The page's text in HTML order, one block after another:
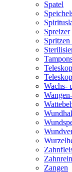
Spatel
Spreizer
Wachs-
Zangen